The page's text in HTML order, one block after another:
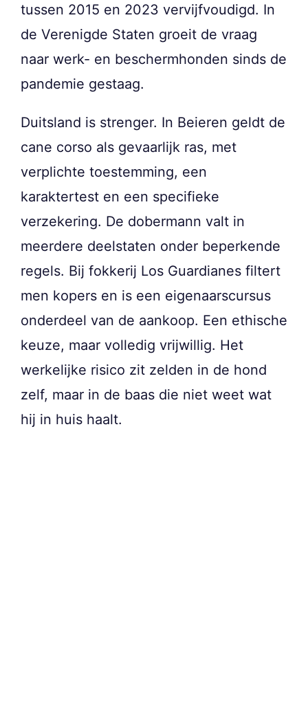
tussen 2015 en 2023 vervijfvoudigd. In
de Verenigde Staten groeit de vraag
naar werk- en beschermhonden sinds de
pandemie gestaag.
Duitsland is strenger. In Beieren geldt de
cane corso als gevaarlijk ras, met
verplichte toestemming, een
karaktertest en een specifieke
verzekering. De dobermann valt in
meerdere deelstaten onder beperkende
regels. Bij fokkerij Los Guardianes filtert
men kopers en is een eigenaarscursus
onderdeel van de aankoop. Een ethische
keuze, maar volledig vrijwillig. Het
werkelijke risico zit zelden in de hond
zelf, maar in de baas die niet weet wat
hij in huis haalt.